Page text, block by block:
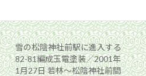
雪の松陰神社前駅に進入する
82-81編成玉電塗装／2001年
1月27日 若林〜松陰神社前間